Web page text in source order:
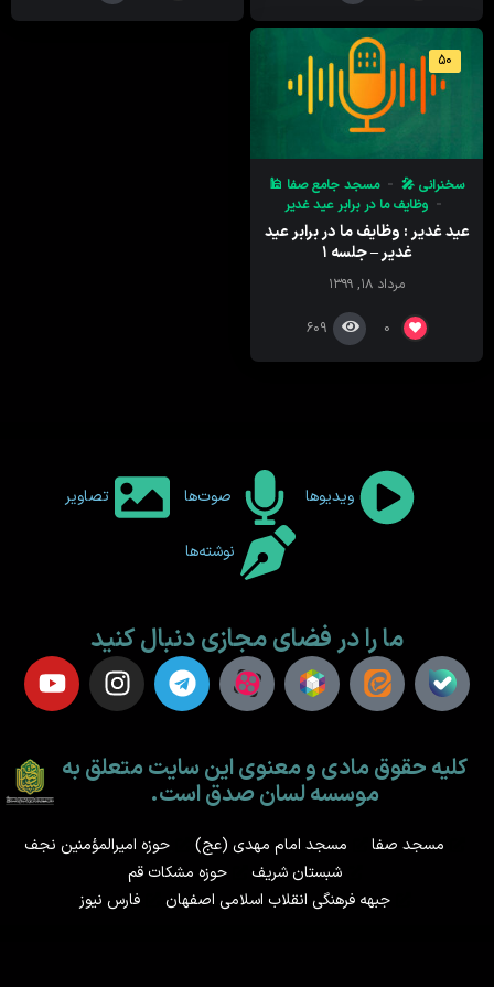
50
سخنرانی 🎤
مسجد جامع صفا 🕌
وظایف ما در برابر عید غدیر
عید غدیر : وظایف ما در برابر عید
غدیر – جلسه ۱
مرداد ۱۸, ۱۳۹۹
0
609
ویدیوها صوت‌ها تصاویر
نوشته‌ها
ما را در فضای مجازی دنبال کنید
کلیه حقوق مادی و معنوی این سایت متعلق به
موسسه لسان صدق است.
مسجد صفا مسجد امام مهدی (عج)
حوزه امیرالمؤمنین نجف
شبستان شریف
حوزه مشکات قم
جبهه فرهنگی انقلاب اسلامی اصفهان
فارس نیوز